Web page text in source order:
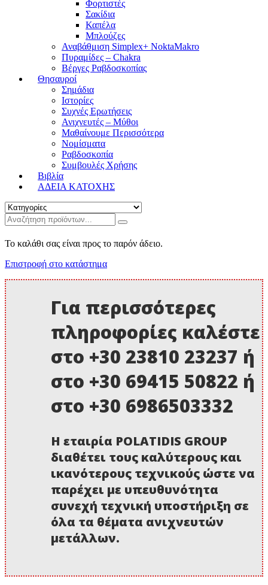
Φορτιστές
Σακίδια
Καπέλα
Μπλούζες
Αναβάθμιση Simplex+ NoktaMakro
Πυραμίδες – Chakra
Βέργες Ραβδοσκοπίας
Θησαυροί
Σημάδια
Ιστορίες
Συχνές Ερωτήσεις
Ανιχνευτές – Μύθοι
Μαθαίνουμε Περισσότερα
Νομίσματα
Ραβδοσκοπία
Συμβουλές Χρήσης
Βιβλία
ΑΔΕΙΑ ΚΑΤΟΧΗΣ
Το καλάθι σας είναι προς το παρόν άδειο.
Επιστροφή στο κατάστημα
Για περισσότερες
πληροφορίες καλέστε
στο +30 23810 23237 ή
στο +30 69415 50822 ή
στο +30 6986503332
Η εταιρία POLATIDIS GROUP
διαθέτει τους καλύτερους και
ικανότερους τεχνικούς ώστε να
παρέχει με υπευθυνότητα
συνεχή τεχνική υποστήριξη σε
όλα τα θέματα ανιχνευτών
μετάλλων.